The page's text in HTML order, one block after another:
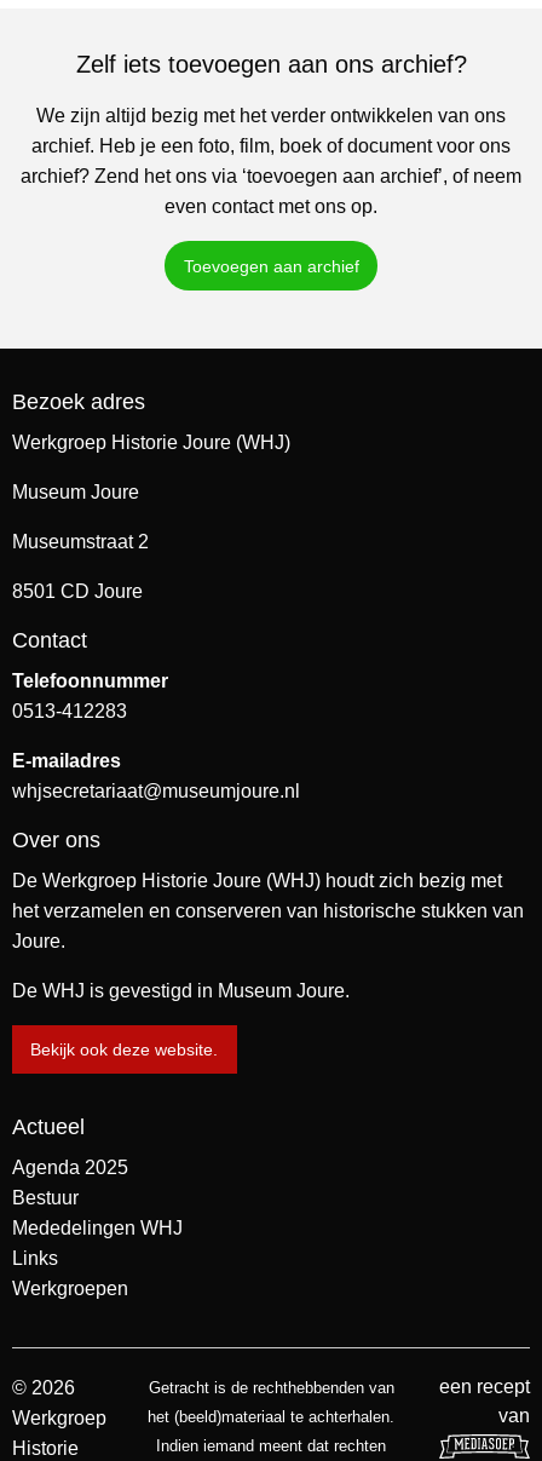
Zelf iets toevoegen aan ons archief?
We zijn altijd bezig met het verder ontwikkelen van ons
archief. Heb je een foto, film, boek of document voor ons
archief? Zend het ons via ‘toevoegen aan archief’, of neem
even contact met ons op.
Toevoegen aan archief
Bezoek adres
Werkgroep Historie Joure (WHJ)
Museum Joure
Museumstraat 2
8501 CD Joure
Contact
Telefoonnummer
0513-412283
E-mailadres
whjsecretariaat@museumjoure.nl
Over ons
De Werkgroep Historie Joure (WHJ) houdt zich bezig met
het verzamelen en conserveren van historische stukken van
Joure.
De WHJ is gevestigd in Museum Joure.
Bekijk ook deze website.
Actueel
Agenda 2025
Bestuur
Mededelingen WHJ
Links
Werkgroepen
© 2026
Werkgroep
Historie
Getracht is de rechthebbenden van
het (beeld)materiaal te achterhalen.
Indien iemand meent dat rechten
een recept
van